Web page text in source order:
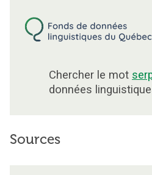
Chercher le mot
données
Sources